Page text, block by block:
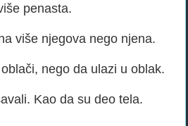
penasta.
više njegova nego njena.
nego da ulazi u oblak.
Kao da su deo tela.